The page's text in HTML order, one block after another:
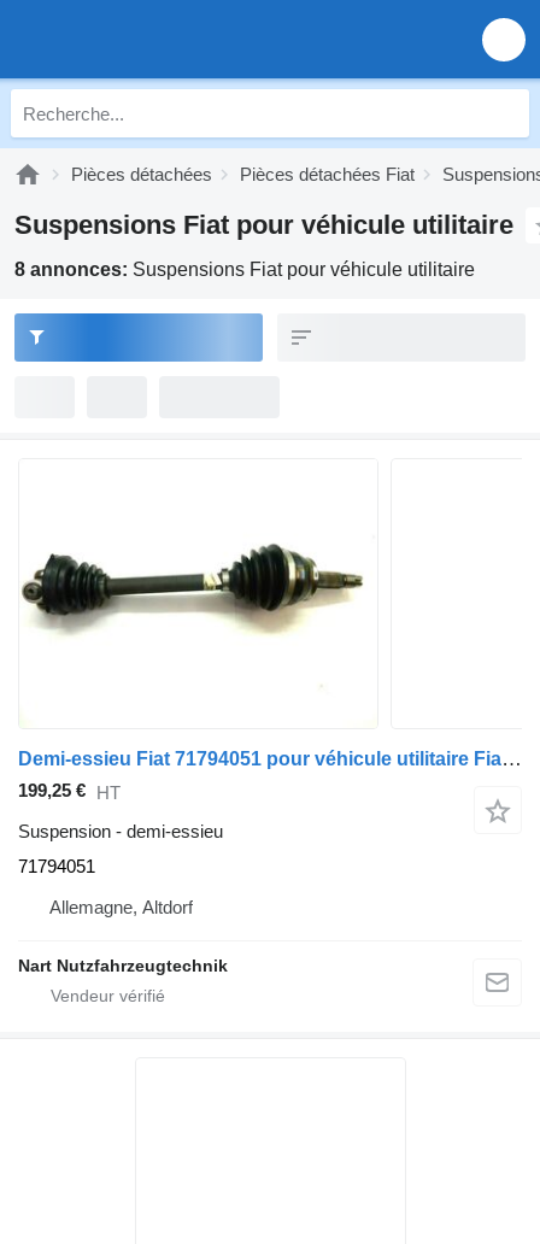
Pièces détachées Pièces détachées Fiat
Suspensions Fiat pour véhicule utilitaire
8 annonces: Suspensions Fiat pour véhicule utilitaire
Demi-essieu Fiat 71794051 pour véhicule utilitaire Fiat Doblo
199,25 € HT
Suspension - demi-essieu
71794051
Allemagne, Altdorf
Nart Nutzfahrzeugtechnik